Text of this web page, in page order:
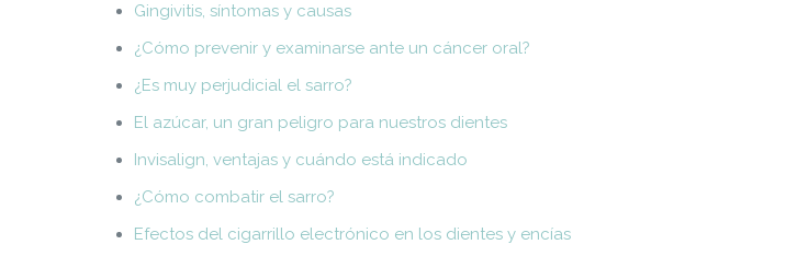
Gingivitis, síntomas y causas
¿Cómo prevenir y examinarse ante un cáncer oral?
¿Es muy perjudicial el sarro?
El azúcar, un gran peligro para nuestros dientes
Invisalign, ventajas y cuándo está indicado
¿Cómo combatir el sarro?
Efectos del cigarrillo electrónico en los dientes y encías